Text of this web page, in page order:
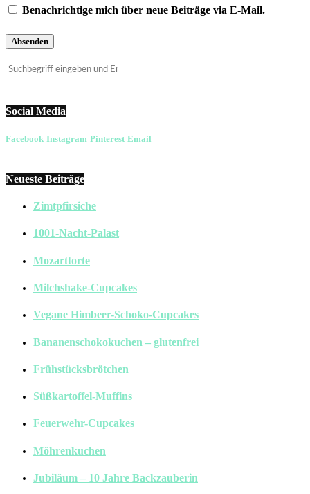
Benachrichtige mich über neue Beiträge via E-Mail.
Social Media
Facebook Instagram Pinterest Email
Neueste Beiträge
Zimtpfirsiche
1001-Nacht-Palast
Mozarttorte
Milchshake-Cupcakes
Vegane Himbeer-Schoko-Cupcakes
Bananenschokokuchen – glutenfrei
Frühstücksbrötchen
Süßkartoffel-Muffins
Feuerwehr-Cupcakes
Möhrenkuchen
Jubiläum – 10 Jahre Backzauberin